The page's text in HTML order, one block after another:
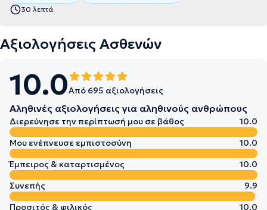
30 λεπτά
Αξιολογήσεις Ασθενών
10.0Από 695 αξιολογήσεις
Αληθινές αξιολογήσεις για αληθινούς ανθρώπους
Διερεύνησε την περίπτωσή μου σε βάθος
10.0
Μου ενέπνευσε εμπιστοσύνη
10.0
Έμπειρος & καταρτισμένος
10.0
Συνεπής
9.9
Προσιτός & φιλικός
10.0